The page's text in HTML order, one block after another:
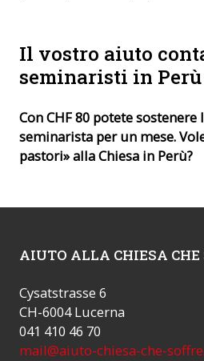
Il vostro aiuto
seminaristi in Perù
Con CHF 80 potete
seminarista per un mese.
pastori» alla Chiesa in Perù?
AIUTO ALLA CHIESA CHE
Cysatstrasse 6
CH-6004 Lucerna
041 410 46 70
mail@aiuto-chiesa-che-